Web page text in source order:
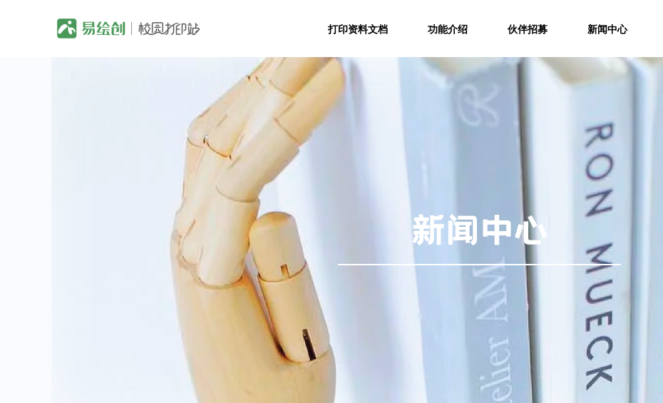
打印资料文档 功能介绍 伙伴招募 新闻中心